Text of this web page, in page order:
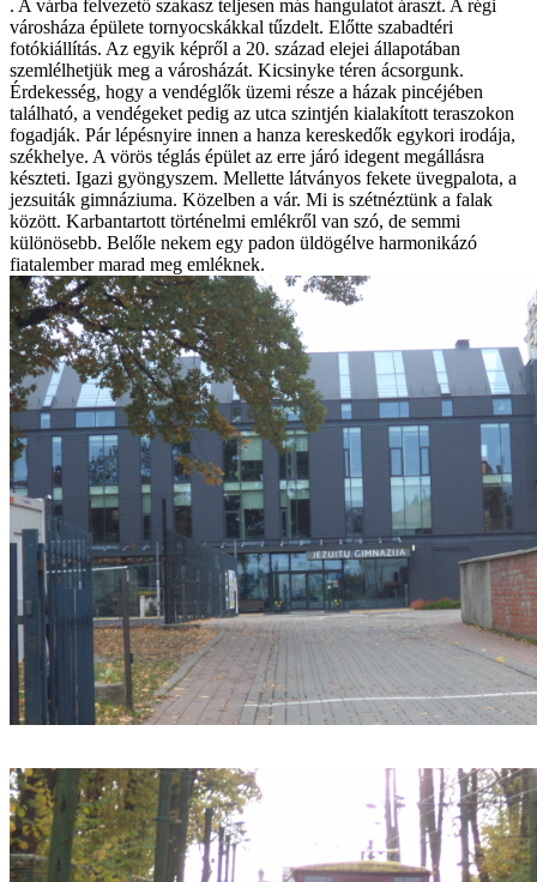
. A várba felvezető szakasz teljesen más hangulatot áraszt. A régi
városháza épülete tornyocskákkal tűzdelt. Előtte szabadtéri
fotókiállítás. Az egyik képről a 20. század elejei állapotában
szemlélhetjük meg a városházát. Kicsinyke téren ácsorgunk.
Érdekesség, hogy a vendéglők üzemi része a házak pincéjében
található, a vendégeket pedig az utca szintjén kialakított teraszokon
fogadják. Pár lépésnyire innen a hanza kereskedők egykori irodája,
székhelye. A vörös téglás épület az erre járó idegent megállásra
készteti. Igazi gyöngyszem. Mellette látványos fekete üvegpalota, a
jezsuiták gimnáziuma. Közelben a vár. Mi is szétnéztünk a falak
között. Karbantartott történelmi emlékről van szó, de semmi
különösebb. Belőle nekem egy padon üldögélve harmonikázó
fiatalember marad meg emléknek.